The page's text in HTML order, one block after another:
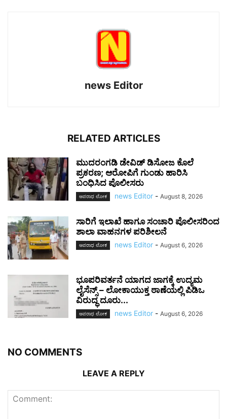
news Editor
RELATED ARTICLES
ಮುದರಂಗಡಿ ಡೇವಿಡ್ ಡಿಸೋಜ ಕೊಲೆ
ಪ್ರಕರಣ; ಆರೋಪಿಗೆ ಗುಂಡು ಹಾರಿಸಿ
ಬಂಧಿಸಿದ ಪೊಲೀಸರು
ಅಪರಾಧ ಲೋಕ news Editor - August 8, 2026
ಸಾರಿಗೆ ಇಲಾಖೆ ಹಾಗೂ ಸಂಚಾರಿ ಪೊಲೀಸರಿಂದ
ಶಾಲಾ ವಾಹನಗಳ ಪರಿಶೀಲನೆ
ಅಪರಾಧ ಲೋಕ news Editor - August 6, 2026
ಭೂಪರಿವರ್ತನೆ ಯಾಗದ ಜಾಗಕ್ಕೆ ಉದ್ಯಮ
ಲೈಸೆನ್ಸ್ – ಲೋಕಾಯುಕ್ತ ಠಾಣೆಯಲ್ಲಿ ಪಿಡಿಒ
ವಿರುದ್ಧ ದೂರು...
ಅಪರಾಧ ಲೋಕ news Editor - August 6, 2026
NO COMMENTS
LEAVE A REPLY